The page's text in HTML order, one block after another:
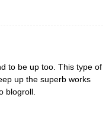
to be up too. This type of
up the superb works
blogroll.